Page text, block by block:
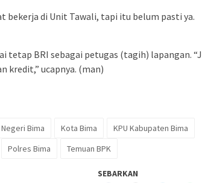
bekerja di Unit Tawali, tapi itu belum pasti ya.
tetap BRI sebagai petugas (tagih) lapangan. “J
kredit,” ucapnya. (man)
Bima Kota Bima
KPU Kabupaten Bima
Polres Bima Temuan BPK
SEBARKAN